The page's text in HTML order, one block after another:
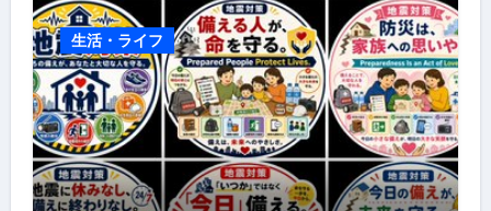
生活・ライフ